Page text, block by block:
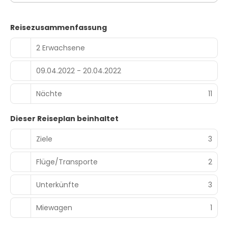
Reisezusammenfassung
2 Erwachsene
09.04.2022 - 20.04.2022
Nächte 11
Dieser Reiseplan beinhaltet
Ziele
3
Flüge/Transporte 2
Unterkünfte 3
Miewagen 1